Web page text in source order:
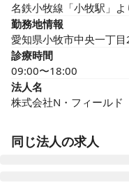
名鉄小牧線「小牧駅」
勤務地情報
愛知県小牧市中央一丁
診療時間
09:00〜18:00
法人名
株式会社N・フィールド
同じ法人の求人